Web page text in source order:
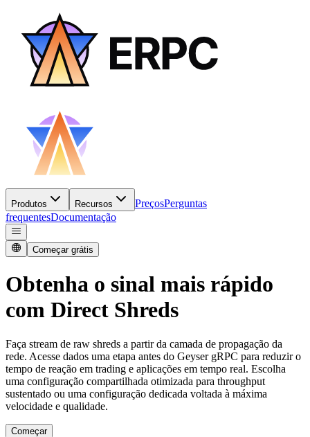
Produtos Recursos PreçosPerguntas
frequentesDocumentação
Começar grátis
Obtenha o sinal mais rápido
com Direct Shreds
Faça stream de raw shreds a partir da camada de propagação da
rede. Acesse dados uma etapa antes do Geyser gRPC para reduzir o
tempo de reação em trading e aplicações em tempo real. Escolha
uma configuração compartilhada otimizada para throughput
sustentado ou uma configuração dedicada voltada à máxima
velocidade e qualidade.
Começar